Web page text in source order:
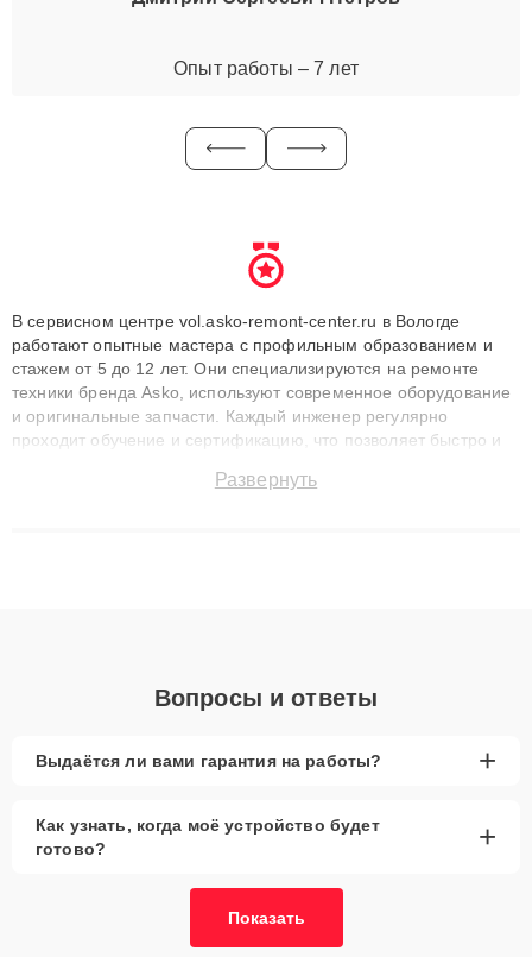
Опыт работы – 7 лет
В сервисном центре vol.asko-remont-center.ru в Вологде
работают опытные мастера с профильным образованием и
стажем от 5 до 12 лет. Они специализируются на ремонте
техники бренда Asko, используют современное оборудование
и оригинальные запчасти. Каждый инженер регулярно
проходит обучение и сертификацию, что позволяет быстро и
сохранением гарантии до 3 лет. Наши мастера решают
Развернуть
Вопросы и ответы
Выдаётся ли вами гарантия на работы? +
Как узнать, когда моё устройство будет
готово?
+
Показать